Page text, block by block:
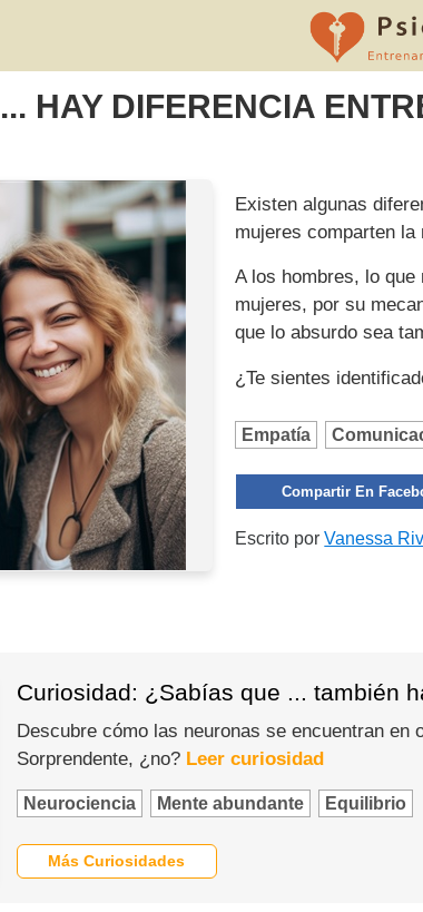
HAY DIFERENCIA
Existen algunas
mujeres comparten
A los hombres, lo
mujeres, por su
que lo absurdo sea
¿Te sientes
Empatía
Compartir En
Escrito porVanessa
Curiosidad: ¿Sabías que ... también
Descubre cómo las neuronas se encuentran
Sorprendente, ¿no? Leer curiosidad
Neurociencia Mente abundante Equilibrio
Más Curiosidades